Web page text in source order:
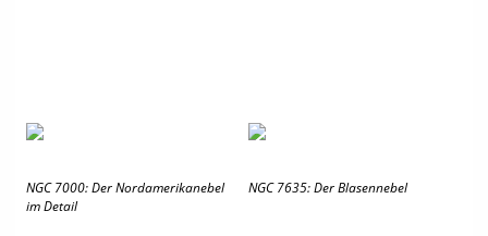
NGC 7000: Der Nordamerikanebel
im Detail
NGC 7635: Der Blasennebel